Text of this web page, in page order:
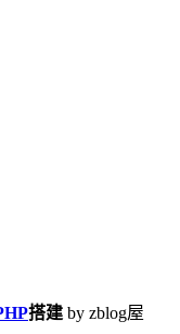
搭建 by zblog屋